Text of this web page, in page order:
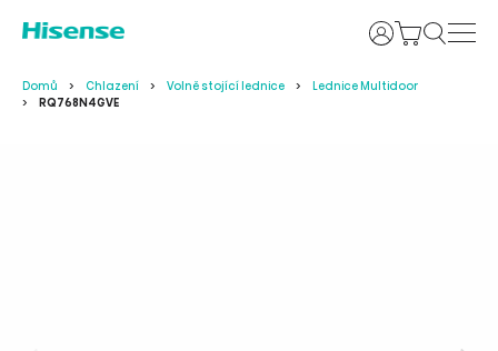
Uživatelské
Domů Chlazení Volně stojící lednice
Lednice Multidoor
RQ768N4GVE